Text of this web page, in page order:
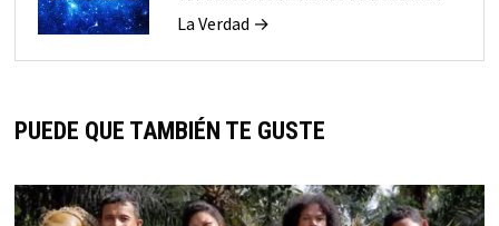
La Verdad →
PUEDE QUE TAMBIÉN TE GUSTE